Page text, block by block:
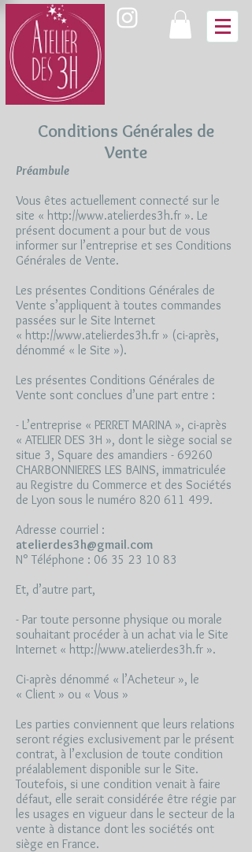
Conditions Générales de
Vente
Préambule
Vous êtes actuellement connecté sur le
site « http://www.atelierdes3h.fr ». Le
présent document a pour but de vous
informer sur l’entreprise et ses Conditions
Générales de Vente.
Les présentes Conditions Générales de
Vente s’appliquent à toutes commandes
passées sur le Site Internet
« http://www.atelierdes3h.fr » (ci-après,
dénommé « le Site »).
Les présentes Conditions Générales de
Vente sont conclues d’une part entre :
- L’entreprise « PERRET MARINA », ci-après
« ATELIER DES 3H », dont le siège social se
situe 3, Square des amandiers - 69260
CHARBONNIERES LES BAINS, immatriculée
au Registre du Commerce et des Sociétés
de Lyon sous le numéro 820 611 499.
Adresse courriel :
atelierdes3h@gmail.com
N° Téléphone : 06 35 23 10 83
Et, d’autre part,
- Par toute personne physique ou morale
souhaitant procéder à un achat via le Site
Internet « http://www.atelierdes3h.fr ».
Ci-après dénommé « l’Acheteur », le
« Client » ou « Vous »
Les parties conviennent que leurs relations
seront régies exclusivement par le présent
contrat, à l’exclusion de toute condition
préalablement disponible sur le Site.
Toutefois, si une condition venait à faire
défaut, elle serait considérée être régie par
les usages en vigueur dans le secteur de la
vente à distance dont les sociétés ont
siège en France.